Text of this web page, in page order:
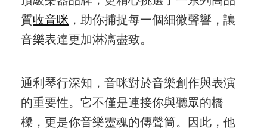
質收音咪 ，助你捕捉每一個細微聲響，讓
音樂表達更加淋漓盡致。
通利琴行深知，音咪對於音樂創作與表演
的重要性。它不僅是連接你與聽眾的橋
樑，更是你音樂靈魂的傳聲筒。因此，他